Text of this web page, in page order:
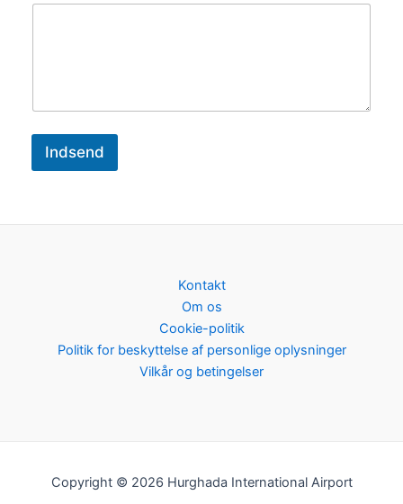
Indsend
Kontakt
Om os
Cookie-politik
Politik for beskyttelse af personlige oplysninger
Vilkår og betingelser
Copyright © 2026 Hurghada International Airport